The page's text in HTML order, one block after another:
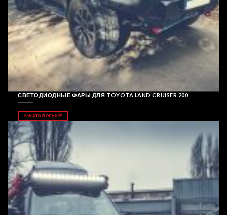
СВЕТОДИОДНЫЕ ФАРЫ ДЛЯ TOYOTA LAND CRUISER 200
УЗНАТЬ БОЛЬШЕ